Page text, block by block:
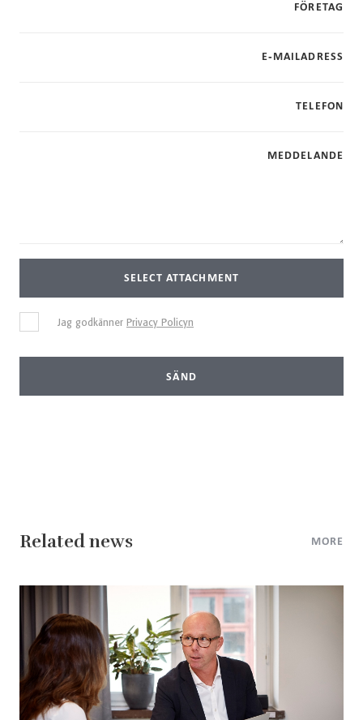
FÖRETAG
E-MAILADRESS
TELEFON
MEDDELANDE
SELECT ATTACHMENT
Jag godkänner Privacy Policyn
SÄND
Related news MORE